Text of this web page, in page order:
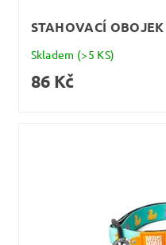
STAHOVACÍ
Skladem (>5 KS)
86 Kč